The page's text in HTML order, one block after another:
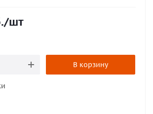
/шт
В корзину